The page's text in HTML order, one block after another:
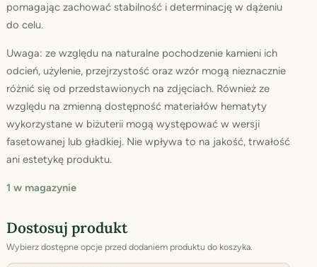
pomagając zachować stabilność i determinację w dążeniu
do celu.
Uwaga: ze względu na naturalne pochodzenie kamieni ich
odcień, użylenie, przejrzystość oraz wzór mogą nieznacznie
różnić się od przedstawionych na zdjęciach. Również ze
względu na zmienną dostępność materiałów hematyty
wykorzystane w biżuterii mogą występować w wersji
fasetowanej lub gładkiej. Nie wpływa to na jakość, trwałość
ani estetykę produktu.
1 w magazynie
Dostosuj produkt
Wybierz dostępne opcje przed dodaniem produktu do koszyka.